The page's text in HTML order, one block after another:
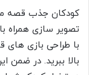
کودکان جذب قصه
تصویر سازی همراه
با طراحی بازی
بالا ببرید. در ضمن